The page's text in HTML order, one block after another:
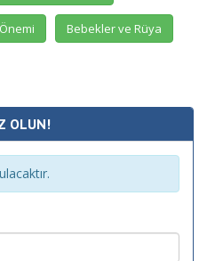
Bebekler ve Rüya
OLUN!